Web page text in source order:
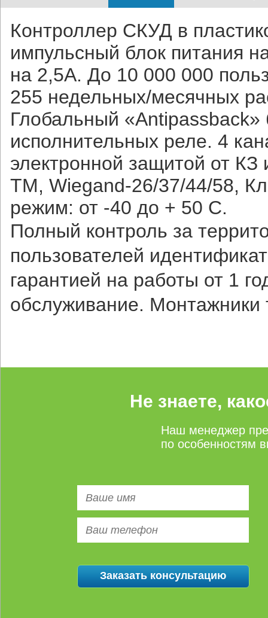
Контроллер СКУД в
импульсный блок питания
на 2,5А. До 10 000 000
255 недельных/месячных
Глобальный
исполнительных реле. 4
электронной защитой от КЗ
TM, Wiegand-26/37/44/58,
режим: от -40 до + 50 С.
Полный контроль за
пользователей
гарантией на работы от 1
обслуживание.
Не знаете,
Наш менеджер
по особенностям